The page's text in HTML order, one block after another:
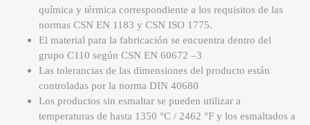
química y térmica correspondiente a los requisitos de las
normas CSN EN 1183 y CSN ISO 1775.
El material para la fabricación se encuentra dentro del
grupo C110 según CSN EN 60672 –3
Las tolerancias de las dimensiones del producto están
controladas por la norma DIN 40680
Los productos sin esmaltar se pueden utilizar a
temperaturas de hasta 1350 °C / 2462 °F y los esmaltados a